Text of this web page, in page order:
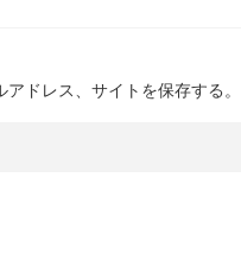
ドレス、サイトを保存する。